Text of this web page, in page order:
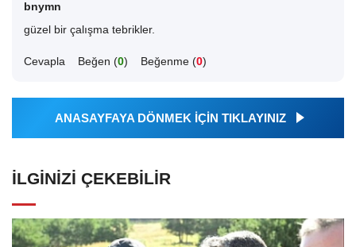
bnymn
güzel bir çalışma tebrikler.
Cevapla Beğen (0) Beğenme (0)
ANASAYFAYA DÖNMEK İÇİN TIKLAYINIZ
İLGINIZI ÇEKEBILIR